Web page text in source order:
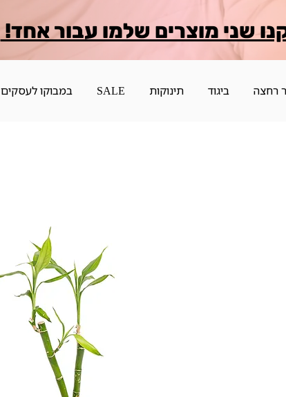
שני מוצרים שלמו עבור אחד!
רחצה ביגוד תינוקות SALE במבוקו לעסקים